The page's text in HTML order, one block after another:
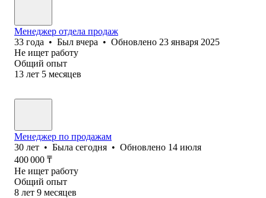
Менеджер отдела продаж
33 года • Был вчера • Обновлено 23 января 2025
Не ищет работу
Общий опыт
13 лет 5 месяцев
Менеджер по продажам
30 лет • Была сегодня • Обновлено 14 июля
400 000 ₸
Не ищет работу
Общий опыт
8 лет 9 месяцев